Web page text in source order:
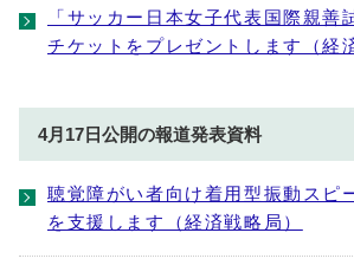
「サッカー日本女子代表国際親善
チケットをプレゼントします（経
4月17日公開の報道発表資料
聴覚障がい者向け着用型振動スピ
を支援します（経済戦略局）